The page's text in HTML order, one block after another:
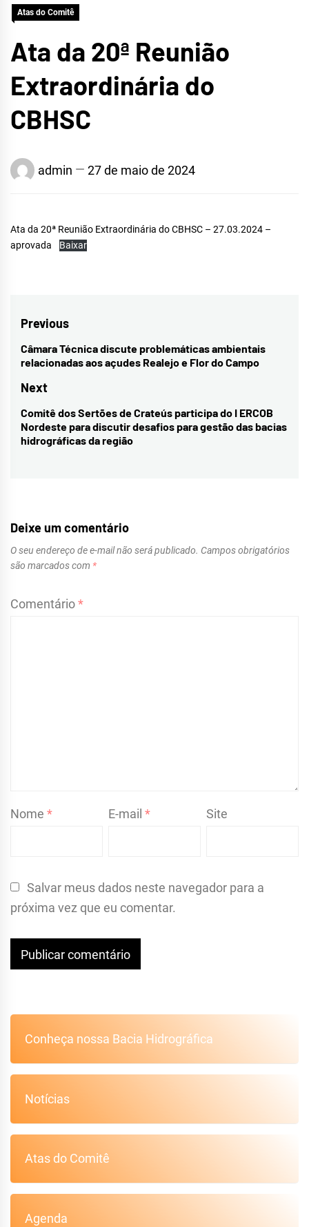
CRATEÚS
Atas do Comitê
Ata da 20ª Reunião
Extraordinária do
CBHSC
admin 27 de maio de 2024
Ata da 20ª Reunião Extraordinária do CBHSC – 27.03.2024 –
aprovada
Baixar
Navegação
de
Previous
Previous
post:
Câmara Técnica discute problemáticas ambientais
relacionadas aos açudes Realejo e Flor do Campo
Next
Next
post:
Comitê dos Sertões de Crateús participa do I ERCOB
Nordeste para discutir desafios para gestão das bacias
hidrográficas da região
Deixe um comentário
O seu endereço de e-mail não será publicado. Campos obrigatórios
são marcados com *
Comentário*
Nome * E-mail* Site
Salvar meus dados neste navegador para a
próxima vez que eu comentar.
Conheça nossa Bacia Hidrográfica
Notícias
Atas do Comitê
Agenda